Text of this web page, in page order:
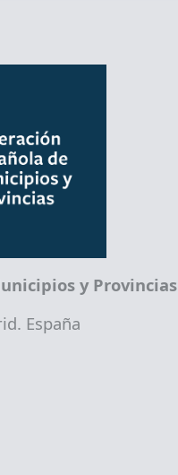
y Provincias
España